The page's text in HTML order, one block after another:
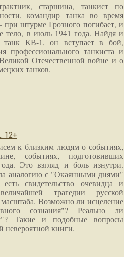
старшина, танкист по
командир танка во время
штурме Грозного погибает, и
тело, в июль 1941 года. Найдя и
танк КВ-1, он вступает в бой,
профессионального танкиста и
Отечественной войне и о
танков.
12+
к близким людям о событиях,
событиях, подготовивших
Это взгляд и боль изнутри.
аналогию с "Окаянными днями"
свидетельство очевидца и
трагедии русской
Возможно ли исцеление
сознания"? Реально ли
Такие и подобные вопросы
невероятной книги.